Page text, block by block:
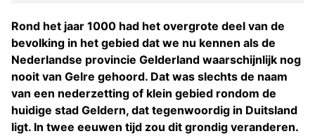
Rond het jaar 1000 had het overgrote deel van de
bevolking in het gebied dat we nu kennen als de
Nederlandse provincie Gelderland waarschijnlijk nog
nooit van Gelre gehoord. Dat was slechts de naam
van een nederzetting of klein gebied rondom de
huidige stad Geldern, dat tegenwoordig in Duitsland
ligt. In twee eeuwen tijd zou dit grondig veranderen.